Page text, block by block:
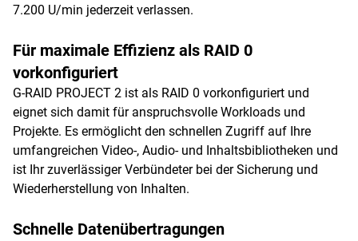
7.200 U/min jederzeit verlassen.
Für maximale Effizienz als RAID 0
vorkonfiguriert
G-RAID PROJECT 2 ist als RAID 0 vorkonfiguriert und
eignet sich damit für anspruchsvolle Workloads und
Projekte. Es ermöglicht den schnellen Zugriff auf Ihre
umfangreichen Video-, Audio- und Inhaltsbibliotheken und
ist Ihr zuverlässiger Verbündeter bei der Sicherung und
Wiederherstellung von Inhalten.
Schnelle Datenübertragungen